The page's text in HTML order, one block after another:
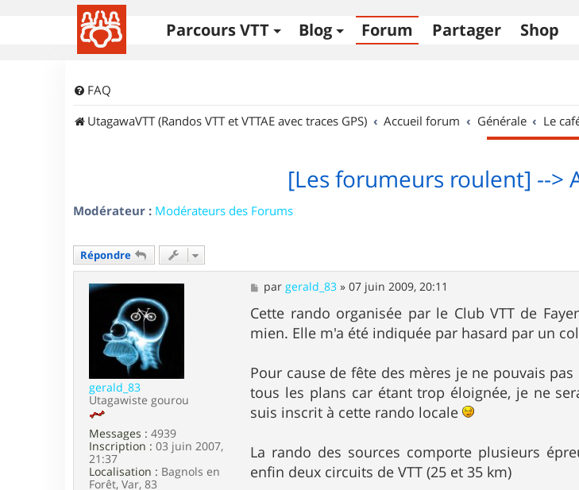
Parcours VTT Blog Forum Partager Shop
FAQ
UtagawaVTT (Randos VTT et VTTAE avec traces GPS)
Accueil forum Générale Le
[Les forumeurs roulent] -->
Modérateur : Modérateurs des Forums
Répondre
gerald_83
Utagawiste gourou
Messages : 4939
Inscription : 03 juin 2007,
21:37
Localisation : Bagnols en
Forêt, Var, 83
M
e
s
s
a
par gerald_83 »07 juin 2009, 20:11
Cette rando organisée par le Club VTT de
mien. Elle m'a été indiquée par hasard par un
Pour cause de fête des mères je ne pouvais
tous les plans car étant trop éloignée, je ne
suis inscrit à cette rando locale
La rando des sources comporte plusieurs
enfin deux circuits de VTT (25 et 35 km)